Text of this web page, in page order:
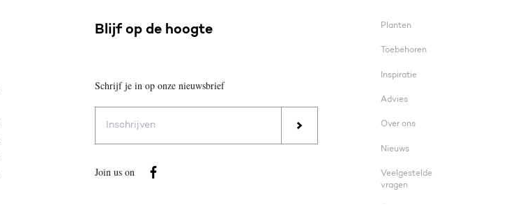
Blijf op de hoogte
Schrijf je in op onze nieuwsbrief
mailadres
Join us on
Planten
Toebehoren
Inspiratie
Advies
Over ons
Nieuws
Veelgestelde
vragen